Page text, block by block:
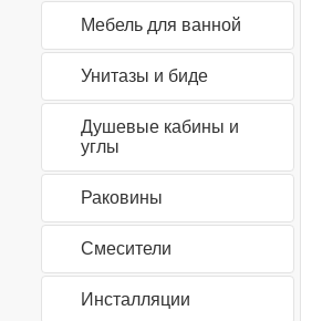
Мебель для ванной
Унитазы и биде
Душевые кабины и
углы
Раковины
Смесители
Инсталляции